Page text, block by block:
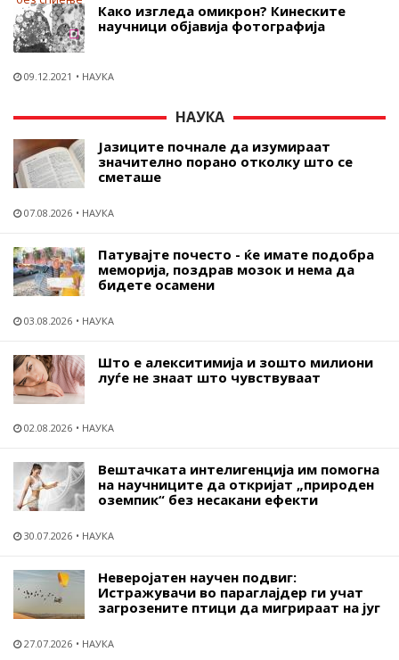
Како изгледа омикрон? Кинеските
научници објавија фотографија
09.12.2021 НАУКА
НАУКА
Јазиците почнале да изумираат
значително порано отколку што се
сметаше
07.08.2026 НАУКА
Патувајте почесто - ќе имате подобра
меморија, поздрав мозок и нема да
бидете осамени
03.08.2026 НАУКА
Што е алекситимија и зошто милиони
луѓе не знаат што чувствуваат
02.08.2026 НАУКА
Вештачката интелигенција им помогна
на научниците да откријат „природен
оземпик“ без несакани ефекти
30.07.2026 НАУКА
Неверојатен научен подвиг:
Истражувачи во параглајдер ги учат
загрозените птици да мигрираат на југ
27.07.2026 НАУКА